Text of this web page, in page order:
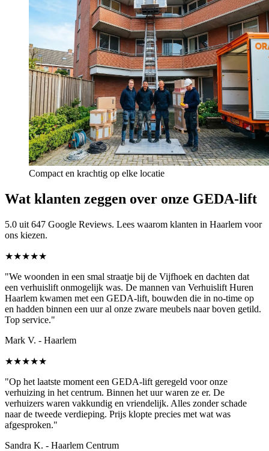
Compact en krachtig op elke locatie
Wat klanten zeggen over onze GEDA-lift
5.0 uit 647 Google Reviews. Lees waarom klanten in Haarlem voor
ons kiezen.
★★★★★
"We woonden in een smal straatje bij de Vijfhoek en dachten dat
een verhuislift onmogelijk was. De mannen van Verhuislift Huren
Haarlem kwamen met een GEDA-lift, bouwden die in no-time op
en hadden binnen een uur al onze zware meubels naar boven getild.
Top service."
Mark V. - Haarlem
★★★★★
"Op het laatste moment een GEDA-lift geregeld voor onze
verhuizing in het centrum. Binnen het uur waren ze er. De
verhuizers waren vakkundig en vriendelijk. Alles zonder schade
naar de tweede verdieping. Prijs klopte precies met wat was
afgesproken."
Sandra K. - Haarlem Centrum